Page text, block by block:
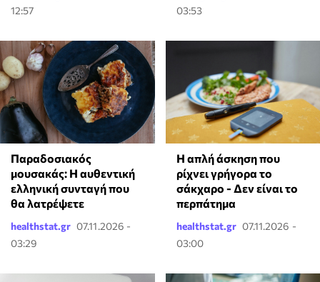
12:57
03:53
Παραδοσιακός
μουσακάς: Η αυθεντική
ελληνική συνταγή που
θα λατρέψετε
healthstat.gr 07.11.2026 -
03:29
Η απλή άσκηση που
ρίχνει γρήγορα το
σάκχαρο - Δεν είναι το
περπάτημα
healthstat.gr 07.11.2026 -
03:00